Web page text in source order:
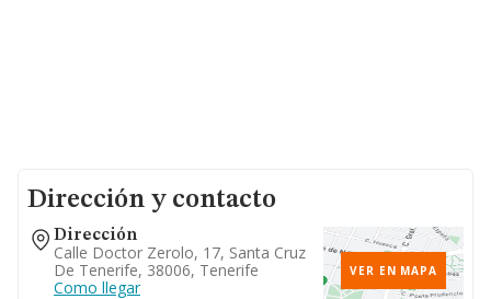
Dirección y contacto
Dirección
Calle Doctor Zerolo, 17, Santa Cruz
De Tenerife, 38006, Tenerife
Como llegar
VER EN MAPA